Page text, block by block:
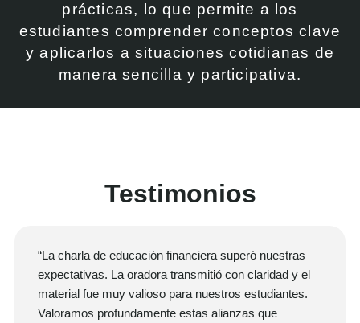
prácticas, lo que permite a los
estudiantes comprender conceptos clave
y aplicarlos a situaciones cotidianas de
manera sencilla y participativa.
Testimonios
“La charla de educación financiera superó nuestras
expectativas. La oradora transmitió con claridad y el
material fue muy valioso para nuestros estudiantes.
Valoramos profundamente estas alianzas que